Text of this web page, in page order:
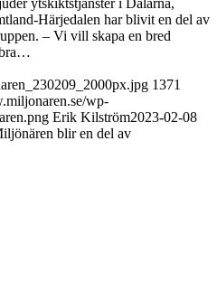
Härjedalen har blivit en del av
– Vi vill skapa en bred
bra…
1371
wp-
Erik Kilström2023-02-08
blir en del av